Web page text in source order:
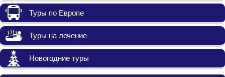
Туры по Европе
Туры на лечение
Новогодние туры